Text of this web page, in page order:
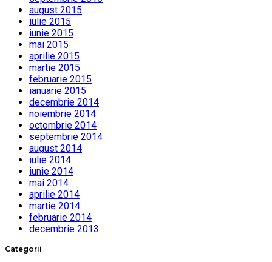
august 2015
iulie 2015
iunie 2015
mai 2015
aprilie 2015
martie 2015
februarie 2015
ianuarie 2015
decembrie 2014
noiembrie 2014
octombrie 2014
septembrie 2014
august 2014
iulie 2014
iunie 2014
mai 2014
aprilie 2014
martie 2014
februarie 2014
decembrie 2013
Categorii